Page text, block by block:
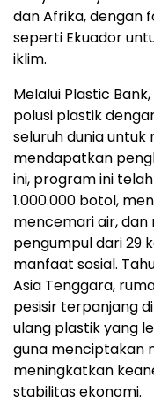
dan Afrika, dengan
seperti Ekuador
iklim.
Melalui Plastic
polusi plastik
seluruh dunia
mendapatkan
ini, program ini
1.000.000 botol,
mencemari air,
pengumpul dari 29
manfaat sosial.
Asia Tenggara,
pesisir terpanjang
ulang plastik yang
guna menciptakan
meningkatkan
stabilitas ekonomi.